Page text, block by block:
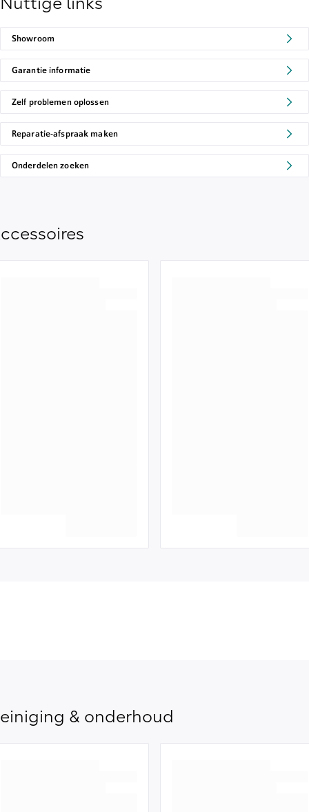
Nuttige links
Showroom
Garantie informatie
Zelf problemen oplossen
Reparatie-afspraak maken
Onderdelen zoeken
& onderhoud